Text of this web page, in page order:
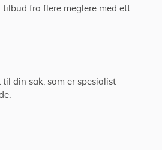
tilbud fra flere meglere med ett
din sak, som er spesialist